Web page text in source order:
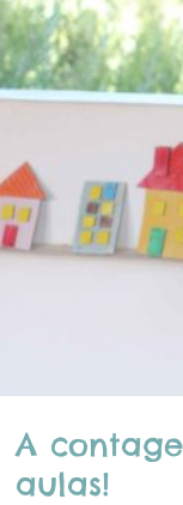
A
aulas!